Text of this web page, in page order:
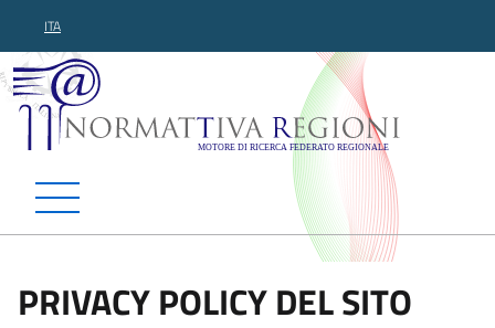
ITA
Normattiva Regioni -
PRIVACY POLICY DEL SITO